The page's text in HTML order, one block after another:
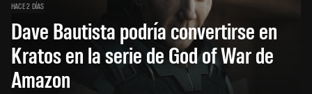
HACE 2 DÍAS
Dave Bautista podría convertirse en
Kratos en la serie de God of War de
Amazon